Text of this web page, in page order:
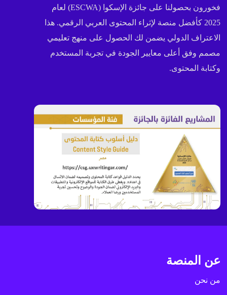
فخورون بحصولنا على جائزة الإسكوا (ESCWA) لعام
2025 كأفضل منصة لإثراء المحتوى العربي الرقمي. هذا
الاعتراف الدولي يضمن لك الحصول على منهج تعليمي
مصمم وفق أعلى معايير الجودة في تجربة المستخدم
وكتابة المحتوى.
عن المنصة
من نحن